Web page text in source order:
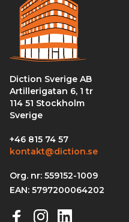
Diction Sverige AB
Artillerigatan 6, 1 tr
114 51 Stockholm
Sverige
+46 815 74 57
kontakt@diction.se
Org. nr: 559152-1009
EAN: 5797200064202